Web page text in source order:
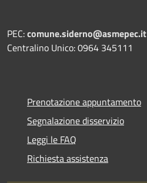
PEC:comune.siderno@asmepec.it
Centralino Unico: 0964 345111
Prenotazione appuntamento
Segnalazione disservizio
Leggi le FAQ
Richiesta assistenza